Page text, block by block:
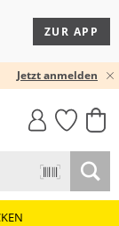
ZUR APP
Jetzt anmelden
MUST-HAVE